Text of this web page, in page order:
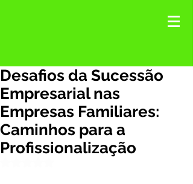
Desafios da Sucessão
Empresarial nas
Empresas Familiares:
Caminhos para a
Profissionalização